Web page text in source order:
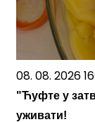
08. 08. 2026
"Ћуфте у
уживати!